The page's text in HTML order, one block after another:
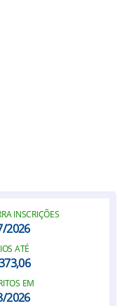
INSCRIÇÕES
2026
ATÉ
EM
2026